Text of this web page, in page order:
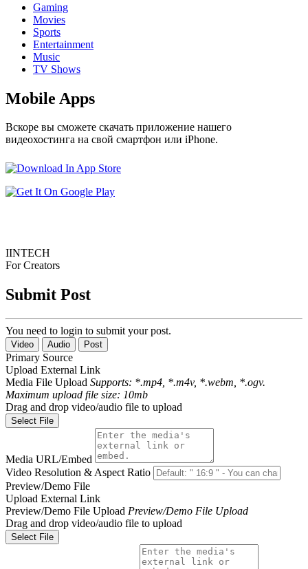
Gaming
Movies
Sports
Entertainment
Music
TV Shows
Mobile Apps
Вскоре вы сможете скачать приложение нашего
видеохостинга на свой смартфон или iPhone.
IINTECH
For Creators
Submit Post
You need to login to submit your post.
Video Audio Post
Primary Source
Upload External Link
Media File Upload Supports: *.mp4, *.m4v, *.webm, *.ogv.
Maximum upload file size: 10mb
Drag and drop video/audio file to upload
Select File
Media URL/Embed
Video Resolution & Aspect Ratio
Preview/Demo File
Upload External Link
Preview/Demo File Upload Preview/Demo File Upload
Drag and drop video/audio file to upload
Select File